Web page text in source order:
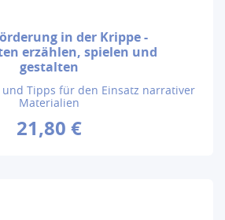
in der Krippe -
erzählen, spielen und
gestalten
und Tipps für den Einsatz narrativer
Materialien
21,80 €